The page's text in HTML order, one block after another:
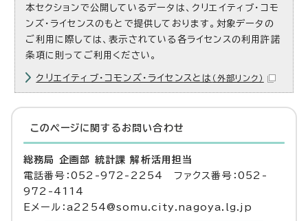
本セクションで公開しているデータは、クリエイティブ・コモ
ンズ・ライセンスのもとで提供しております。対象データの
ご利用に際しては、表示されている各ライセンスの利用許諾
条項に則ってご利用ください。
クリエイティブ・コモンズ・ライセンスとは （外部リンク）
このページに関する お問い合わせ
総務局 企画部 統計課 解析活用担当
電話番号：052-972-2254 ファクス番号：052-
972-4114
Eメール：a2254@somu.city.nagoya.lg.jp